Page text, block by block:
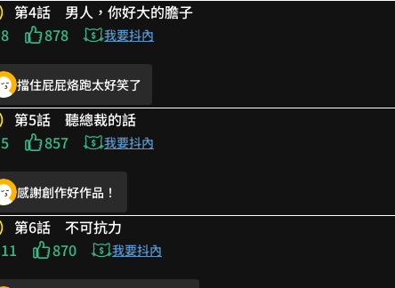
他是看你太有了所以非常恍神
超好笑
啊哈哈哈哈哈哈哈哈哈哈哈
劇情每一話都好有趣
盛世美顏🫶🏻
也太搞笑(⁠ﾉ⁠◕⁠ヮ⁠◕⁠)⁠ﾉ⁠*⁠.⁠✧
鼻血直流，真的是絕世美顏
拿啦拿啦WWWW
第4話 男人，你好大的膽子
8 878 我要抖內
擋住屁屁烙跑太好笑了
衛總長得太可愛🤣😂
名詞的話是種雄性荷爾蒙 應該是吸引的意思？
第5話 聽總裁的話
5 857 我要抖內
感謝創作好作品！
八塊腹肌....到底怎麼練的不是說日常拍戲打遊戲?
第6話 不可抗力
11 870 我要抖內